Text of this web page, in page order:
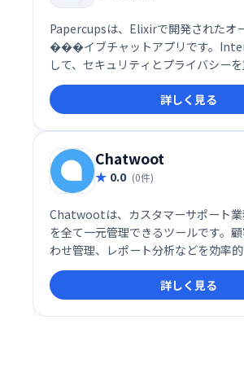
Papercupsは、Elixirで開発されたオ
���イブチャットアプリです。
して、セキュリティとプライバシー
自己ホスト型ソリューションを提供
ードへのアクセスが可能で、カスタマ
います。
詳しく見る
Chatwoot
0.0 (0件)
Chatwootは、カスタマーサポート
を全て一元管理できるツールです。
わせ管理、レポート分析などを効率
ズな顧客コミュニケーションを実現
トを抑え、生産性向上に貢献します。
詳しく見る